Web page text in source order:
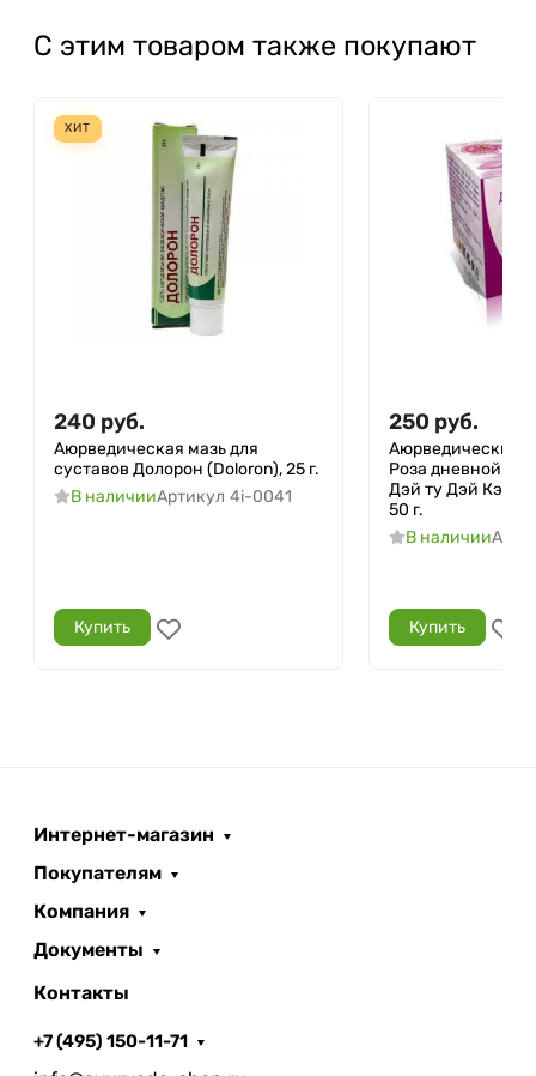
С этим товаром также покупают
ХИТ
240 руб.
Аюрведическая мазь для
суставов Долорон (Doloron), 25 г.
В наличииАртикул 4i-0041
Купить
250 руб.
Аюрведический
Роза дневной
Дэй ту Дэй Кэр
50 г.
В наличии
Купить
Интернет-магазин
Покупателям
Компания
Документы
Контакты
+7 (495) 150-11-71